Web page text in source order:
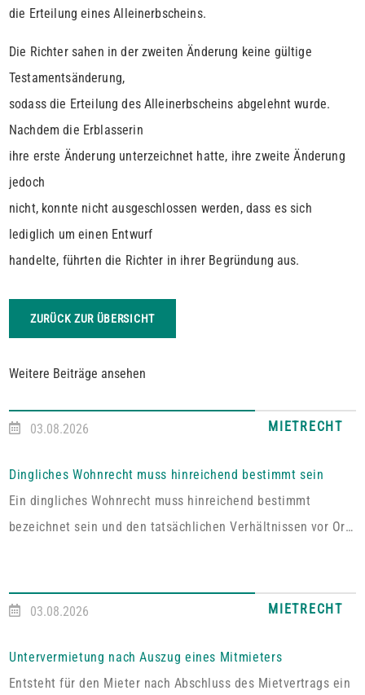
die Erteilung eines Alleinerbscheins.
Die Richter sahen in der zweiten Änderung keine gültige
Testamentsänderung,
sodass die Erteilung des Alleinerbscheins abgelehnt wurde.
Nachdem die Erblasserin
ihre erste Änderung unterzeichnet hatte, ihre zweite Änderung
jedoch
nicht, konnte nicht ausgeschlossen werden, dass es sich
lediglich um einen Entwurf
handelte, führten die Richter in ihrer Begründung aus.
ZURÜCK ZUR ÜBERSICHT
Weitere Beiträge ansehen
03.08.2026 MIETRECHT
Dingliches Wohnrecht muss hinreichend bestimmt sein
Ein dingliches Wohnrecht muss hinreichend bestimmt
bezeichnet sein und den tatsächlichen Verhältnissen vor Ort
Oberlandesgericht Zweibrücken entschiedenen Fall umfasste
alleinige ausschließliche Benutzung der abgeschlossenen
Wohnung im Dachgeschoss“. Tatsächlich handelt es sich bei
03.08.2026 MIETRECHT
Untervermietung nach Auszug eines Mitmieters
Entsteht für den Mieter nach Abschluss des Mietvertrags ein